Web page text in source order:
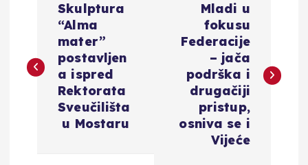
v
Skulptura
“Alma
mater”
postavljen
a ispred
Rektorata
Sveučilišta
u Mostaru
Mladi u
fokusu
Federacije
– jača
podrška i
drugačiji
pristup,
osniva se i
Vijeće